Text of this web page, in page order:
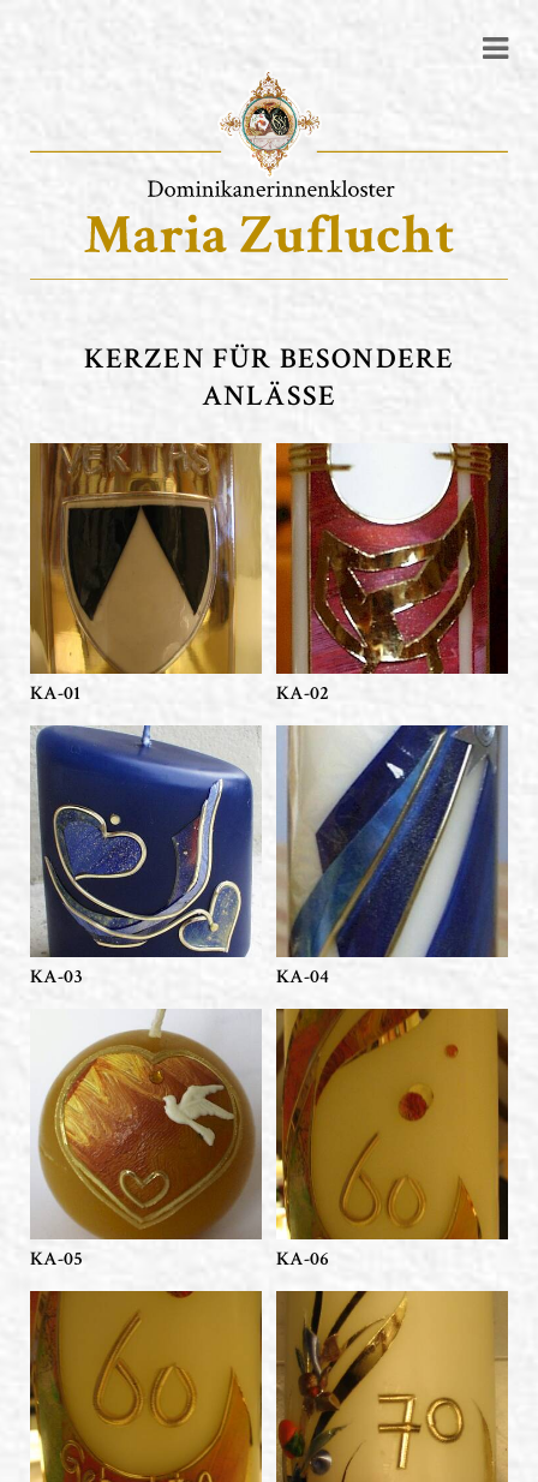
KERZEN FÜR BESONDERE
ANLÄSSE
KA-01 KA-02
KA-03 KA-04
KA-05 KA-06